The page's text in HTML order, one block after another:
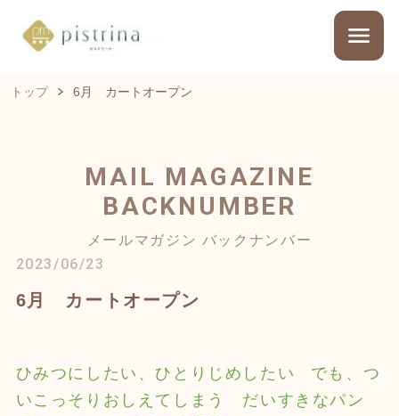
トップ 6月 カートオープン
MAIL MAGAZINE
BACKNUMBER
メールマガジン バックナンバー
2023/06/23
6月 カートオープン
ひみつにしたい、ひとりじめしたい
でも、つ
いこっそりおしえてしまう だいすきなパン